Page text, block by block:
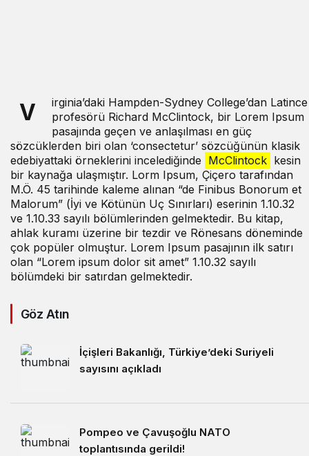
V
irginia’daki Hampden-Sydney College’dan Latince
profesörü Richard McClintock, bir Lorem Ipsum
pasajında geçen ve anlaşılması en güç
sözcüklerden biri olan ‘consectetur’ sözcüğünün klasik
edebiyattaki örneklerini incelediğinde McClintock kesin
bir kaynağa ulaşmıştır. Lorm Ipsum, Çiçero tarafından
M.Ö. 45 tarihinde kaleme alınan “de Finibus Bonorum et
Malorum” (İyi ve Kötünün Uç Sınırları) eserinin 1.10.32
ve 1.10.33 sayılı bölümlerinden gelmektedir. Bu kitap,
ahlak kuramı üzerine bir tezdir ve Rönesans döneminde
çok popüler olmuştur. Lorem Ipsum pasajının ilk satırı
olan “Lorem ipsum dolor sit amet” 1.10.32 sayılı
bölümdeki bir satırdan gelmektedir.
Göz Atın
İçişleri Bakanlığı, Türkiye’deki Suriyeli
sayısını açıkladı
Pompeo ve Çavuşoğlu NATO
toplantısında gerildi!